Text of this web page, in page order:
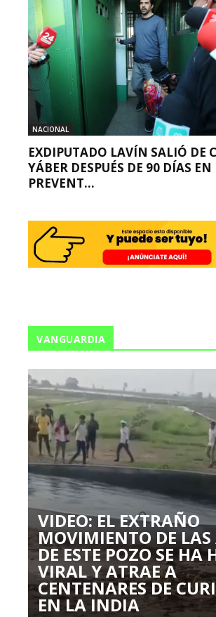
NACIONAL
EXDIPUTADO LAVÍN SALIÓ DE
YÁBER DESPUÉS DE 90 DÍAS
PREVENT...
VANGUARDIA
VIDEO: EL EXTRAÑO
MOVIMIENTO DE LAS
DE ESTE POZO SE HA
VIRAL Y ATRAE A
CENTENARES DE
EN LA INDIA